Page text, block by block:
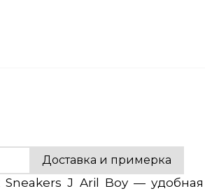
Доставка и примерка
J Aril Boy — удобная